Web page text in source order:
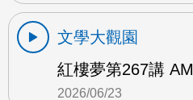
文學大觀園
紅樓夢第267講 AM
2026/06/23